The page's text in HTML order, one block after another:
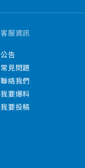
客服資訊
公告
常見問題
聯絡我們
我要爆料
我要投稿